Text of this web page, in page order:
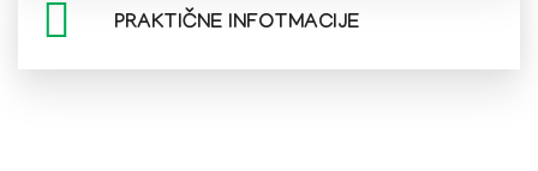
PRAKTIČNE INFOTMACIJE